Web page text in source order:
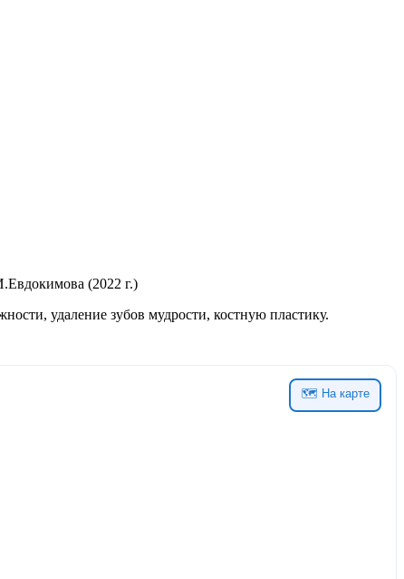
(2022 г.)
удаление зубов мудрости, костную пластику.
🗺 На карте